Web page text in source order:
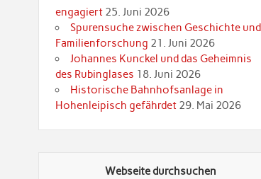
engagiert 25. Juni 2026
Spurensuche zwischen Geschichte und
Familienforschung 21. Juni 2026
Johannes Kunckel und das Geheimnis
des Rubinglases 18. Juni 2026
Historische Bahnhofsanlage in
Hohenleipisch gefährdet 29. Mai 2026
Webseite durchsuchen